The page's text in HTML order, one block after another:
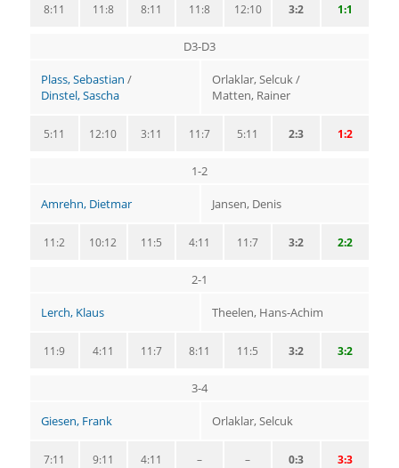
1:1
3:2
12:10
11:8
8:11
11:8
8:11
D3-D3
Plass, Sebastian /
Dinstel, Sascha
Orlaklar, Selcuk /
Matten, Rainer
1:2
2:3
5:11
11:7
3:11
12:10
5:11
1-2
Amrehn, Dietmar Jansen, Denis
2:2
3:2
11:7
4:11
11:5
10:12
11:2
2-1
Lerch, Klaus Theelen, Hans-Achim
3:2
3:2
11:5
8:11
11:7
4:11
11:9
3-4
Giesen, Frank Orlaklar, Selcuk
3:3
0:3
–
–
4:11
9:11
7:11